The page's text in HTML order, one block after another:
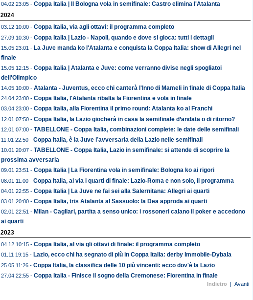
04.02 23:05 - Coppa Italia | Il Bologna vola in semifinale: Castro elimina l'Atalanta
2024
03.12 10:00 - Coppa Italia, via agli ottavi: il programma completo
27.09 10:30 - Coppa Italia | Lazio - Napoli, quando e dove si gioca: tutti i dettagli
15.05 23:01 - La Juve manda ko l'Atalanta e conquista la Coppa Italia: show di Allegri nel
finale
15.05 12:15 - Coppa Italia | Atalanta e Juve: come verranno divise negli spogliatoi
dell'Olimpico
14.05 10:00 - Atalanta - Juventus, ecco chi canterà l'Inno di Mameli in finale di Coppa Italia
24.04 23:00 - Coppa Italia, l'Atalanta ribalta la Fiorentina e vola in finale
03.04 23:00 - Coppa Italia, alla Fiorentina il primo round: Atalanta ko al Franchi
12.01 07:50 - Coppa Italia, la Lazio giocherà in casa la semifinale d’andata o di ritorno?
12.01 07:00 - TABELLONE - Coppa Italia, combinazioni complete: le date delle semifinali
11.01 22:50 - Coppa Italia, è la Juve l’avversaria della Lazio nelle semifinali
10.01 20:07 - TABELLONE - Coppa Italia, Lazio in semifinale: si attende di scoprire la
prossima avversaria
09.01 23:51 - Coppa Italia | La Fiorentina vola in semifinale: Bologna ko ai rigori
08.01 11:00 - Coppa Italia, al via i quarti di finale: Lazio-Roma e non solo, il programma
04.01 22:55 - Coppa Italia | La Juve ne fai sei alla Salernitana: Allegri ai quarti
03.01 20:00 - Coppa Italia, tris Atalanta al Sassuolo: la Dea approda ai quarti
02.01 22:51 - Milan - Cagliari, partita a senso unico: i rossoneri calano il poker e accedono
ai quarti
2023
04.12 10:15 - Coppa Italia, al via gli ottavi di finale: il programma completo
01.11 19:15 - Lazio, ecco chi ha segnato di più in Coppa Italia: derby Immobile-Dybala
25.05 11:26 - Coppa Italia, la classifica delle 10 più vincenti: ecco dov'è la Lazio
27.04 22:55 - Coppa Italia - Finisce il sogno della Cremonese: Fiorentina in finale
Indietro | Avanti